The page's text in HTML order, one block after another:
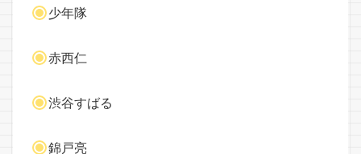
少年隊
赤西仁
渋谷すばる
錦戸亮